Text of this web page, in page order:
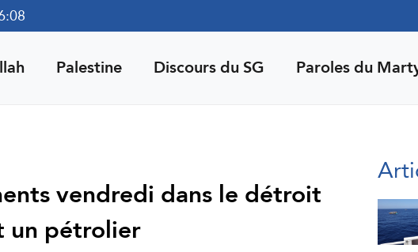
Palestine Discours du SG Paroles du
vendredi dans le détroit
un pétrolier